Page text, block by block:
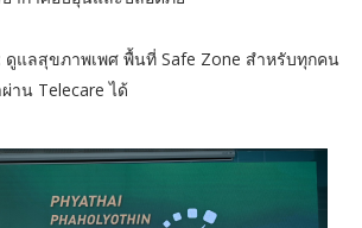
แลสุขภาพเพศ พื้นที่ Safe Zone สำหรับทุกคน
าน Telecare ได้